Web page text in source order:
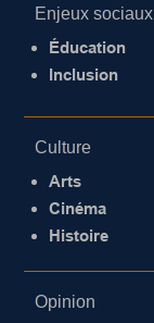
Enjeux sociaux
Éducation
Inclusion
Culture
Arts
Cinéma
Histoire
Opinion